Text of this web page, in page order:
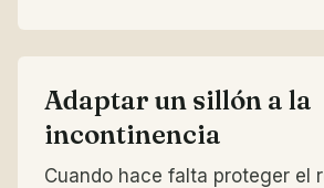
Adaptar un sillón a la
incontinencia
Cuando hace falta proteger el